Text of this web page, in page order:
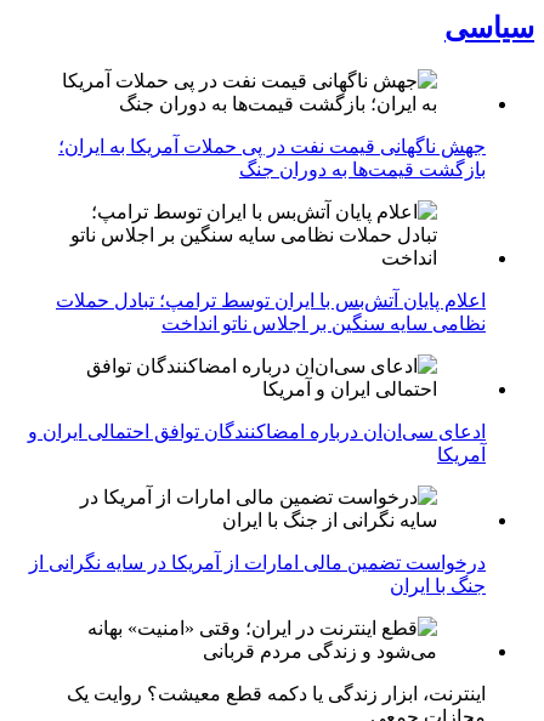
سیاسی
جهش ناگهانی قیمت نفت در پی حملات آمریکا به ایران؛
بازگشت قیمت‌ها به دوران جنگ
اعلام پایان آتش‌بس با ایران توسط ترامپ؛ تبادل حملات
نظامی سایه سنگین بر اجلاس ناتو انداخت
ادعای سی‌ان‌ان درباره امضاکنندگان توافق احتمالی ایران و
آمریکا
درخواست تضمین مالی امارات از آمریکا در سایه نگرانی از
جنگ با ایران
اینترنت، ابزار زندگی یا دکمه قطع معیشت؟ روایت یک